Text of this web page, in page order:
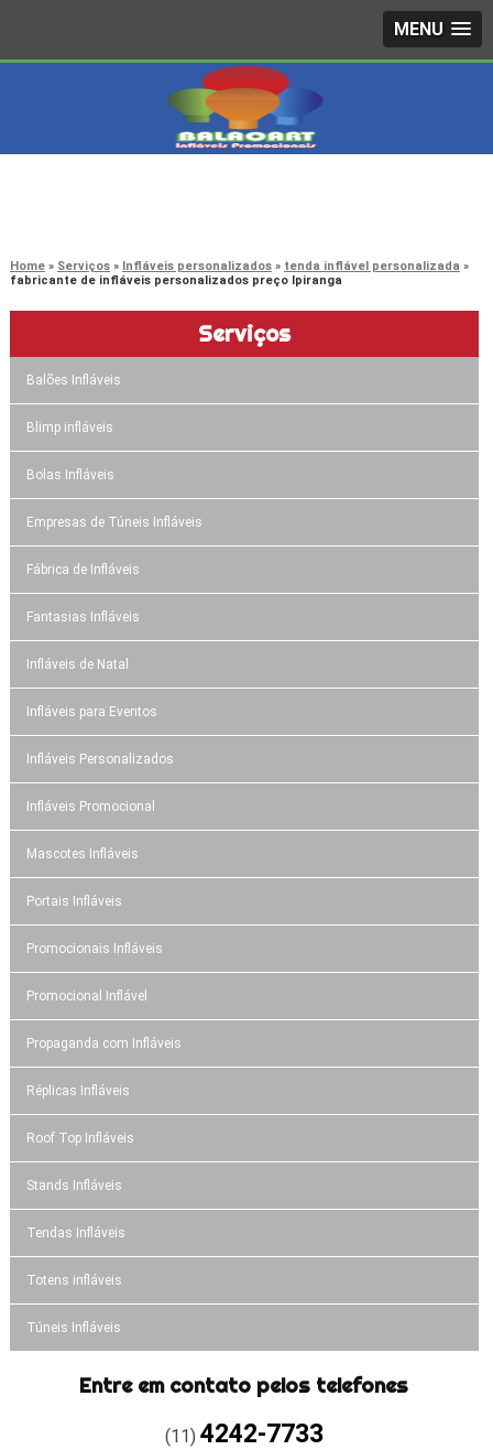
MENU
Home Serviços Infláveis personalizados
tenda inflável personalizada
fabricante de infláveis personalizados preço Ipiranga
Serviços
Balões Infláveis
Blimp infláveis
Bolas Infláveis
Empresas de Túneis Infláveis
Fábrica de Infláveis
Fantasias Infláveis
Infláveis de Natal
Infláveis para Eventos
Infláveis Personalizados
Infláveis Promocional
Mascotes Infláveis
Portais Infláveis
Promocionais Infláveis
Promocional Inflável
Propaganda com Infláveis
Réplicas Infláveis
Roof Top Infláveis
Stands Infláveis
Tendas Infláveis
Totens infláveis
Túneis Infláveis
Entre em contato pelos telefones
(11) 4242-7733